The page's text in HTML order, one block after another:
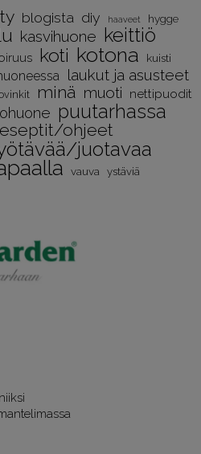
blogista diy haaveet hygge
kasvihuone keittiö
koti kotona kuisti
laukut ja asusteet
minä muoti nettipuodit
puutarhassa
ohjeet
juotavaa
vauva ystäviä